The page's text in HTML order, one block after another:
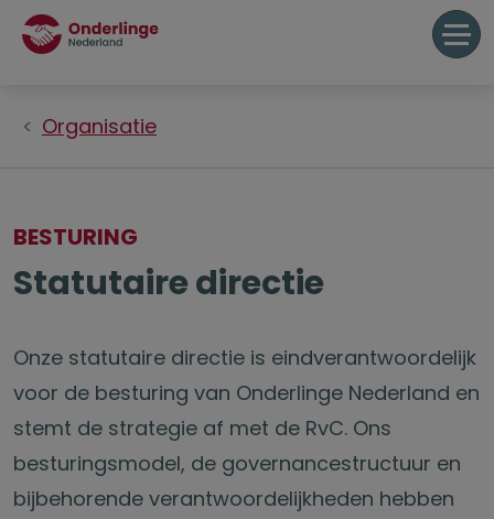
Organisatie
BESTURING
Statutaire directie
Onze statutaire directie is eindverantwoordelijk
voor de besturing van Onderlinge Nederland en
stemt de strategie af met de RvC. Ons
besturingsmodel, de governancestructuur en
bijbehorende verantwoordelijkheden hebben